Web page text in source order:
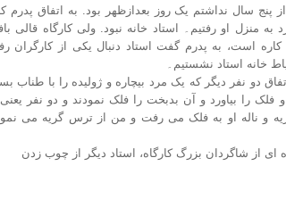
پنج سال نداشتم یک روز بعدازظهر بود. به اتفاق
به منزل او رفتیم۔ استاد خانه نبود. ولی کارگاه قالی
کاره است، به پدرم گفت استاد دنبال یکی از کارگران
خانه استاد نشستيم۔
دو نفر دیگر که یک مرد بیچاره و ژولیده را با طناب
فلک را بیاورد و آن بدبخت را فلک نمودند و دو نفر
و ناله او به فلک می رفت و من از ترس گریه می
از شاگردان بزرگ کارگاه، استاد دیگر از چوب زدن